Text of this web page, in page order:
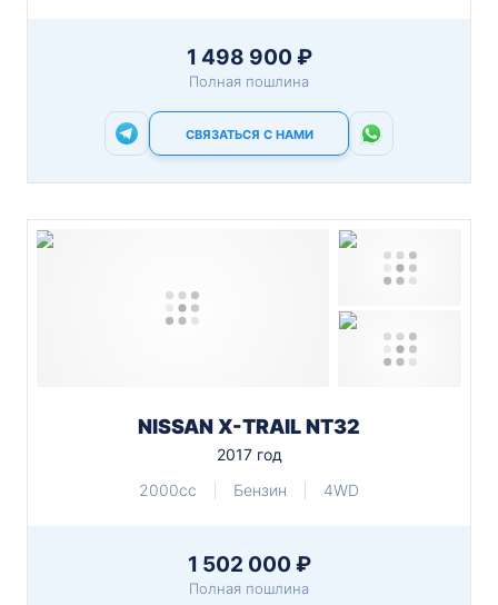
1 498 900 ₽
Полная пошлина
СВЯЗАТЬСЯ С НАМИ
NISSAN X-TRAIL NT32
2017 год
2000cc
Бензин 4WD
1 502 000 ₽
Полная пошлина